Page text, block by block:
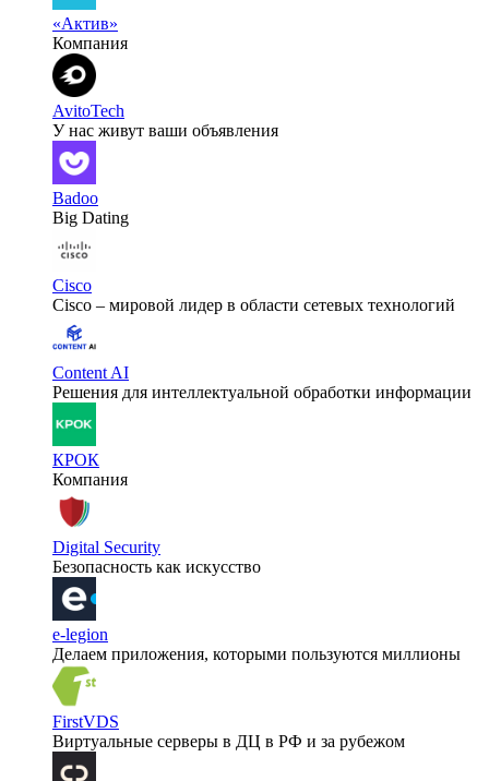
«Актив»
Компания
AvitoTech
У нас живут ваши объявления
Badoo
Big Dating
Cisco
Cisco – мировой лидер в области сетевых технологий
Content AI
Решения для интеллектуальной обработки информации
КРОК
Компания
Digital Security
Безопасность как искусство
e-legion
Делаем приложения, которыми пользуются миллионы
FirstVDS
Виртуальные серверы в ДЦ в РФ и за рубежом